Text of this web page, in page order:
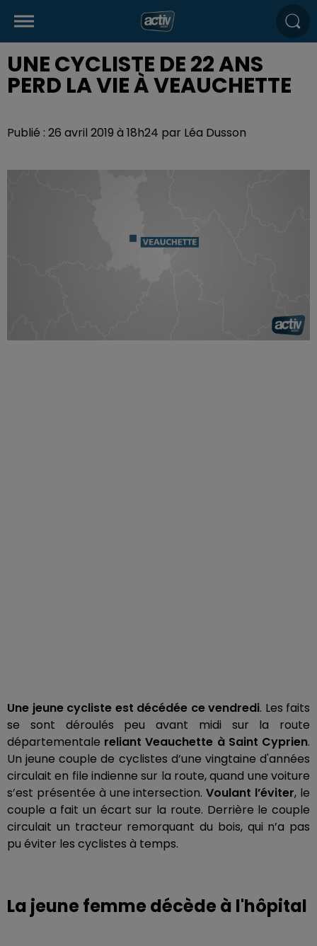
UNE CYCLISTE DE 22 ANS
PERD LA VIE À VEAUCHETTE
Publié : 26 avril 2019 à 18h24 par Léa Dusson
Une jeune cycliste est décédée ce vendredi. Les faits
se sont déroulés peu avant midi sur la route
départementale reliant Veauchette à Saint Cyprien.
Un jeune couple de cyclistes d’une vingtaine d'années
circulait en file indienne sur la route, quand une voiture
s’est présentée à une intersection.Voulant l’éviter, le
couple a fait un écart sur la route. Derrière le couple
circulait un tracteur remorquant du bois, qui n’a pas
pu éviter les cyclistes à temps.
La jeune femme décède à l'hôpital